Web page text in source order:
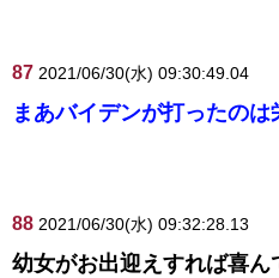
87 2021/06/30(水) 09:30:49.04
まあバイデンが打ったの
88 2021/06/30(水) 09:32:28.13
幼女がお出迎えすれば喜ん